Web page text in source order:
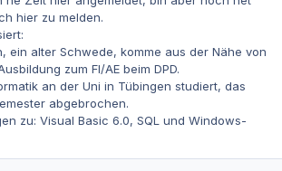
hier zu melden.
ein alter Schwede, komme aus der Nähe von
zum FI/AE beim DPD.
an der Uni in Tübingen studiert, das
abgebrochen.
zu: Visual Basic 6.0, SQL und Windows-